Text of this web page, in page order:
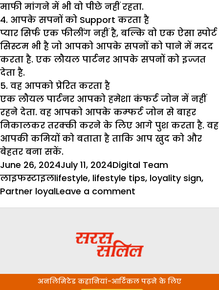
माफी मांगने में भी वो पीछे नहीं रहता.
4. आपके सपनों को Support करता है
प्यार सिर्फ एक फीलींग नहीं है, बल्कि वो एक ऐसा स्पोर्ट
सिस्टम भी है जो आपको आपके सपनों को पाने में मदद
करता है. एक लौयल पार्टनर आपके सपनों को इज्जत
देता है.
5. वह आपको प्रेरित करता है
एक लौयल पार्टनर आपको हमेशा कंफर्ट जोन में नहीं
रहने देता. वह आपको आपके कम्फर्ट जोन से बाहर
निकालकर तरक्की करने के लिए आगे पुश करता है. वह
आपकी कमियों को बताता है ताकि आप खुद को और
बेहतर बना सकें.
Posted
on
June 26, 2024July 11, 2024Author
Digital TeamCategories
लाइफस्टाइलTags
lifestyle, lifestyle tips, loyality sign,
Partner loyalLeave a comment
बताएंगे
आपका
है
अनलिमिटेड कहानियां-आर्टिकल पढ़ने के लिए